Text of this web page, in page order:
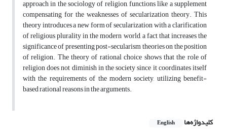
approach in the sociology of religion, functions like a supplement
compensating for the weaknesses of secularization theory. This
theory introduces a new form of secularization with a clarification
of religious plurality in the modern world, a fact that increases the
significance of presenting post-secularism theories on the position
of religion. The theory of rational choice shows that the role of
religion does not diminish in the society since it coordinates itself
with the requirements of the modern society, utilizing benefit-
based rational reasons in the arguments.
کلیدواژه‌ها English